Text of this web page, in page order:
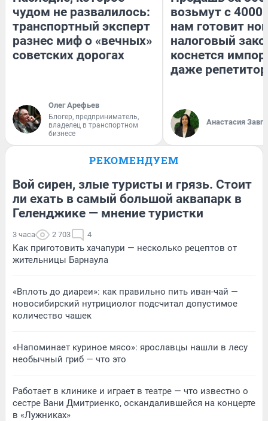
чудом не развалилось:
транспортный эксперт
разнес миф о «вечных»
советских дорогах
Олег Арефьев
Блогер, предприниматель,
владелец в транспортном
бизнесе
возьмут с
нам готовит
налоговый
коснется
даже
Анастасия
РЕКОМЕНДУЕМ
Вой сирен, злые туристы и грязь. Стоит
ли ехать в самый большой аквапарк в
Геленджике — мнение туристки
3 часа 2 703 4
Как приготовить хачапури — несколько рецептов от
жительницы Барнаула
«Вплоть до диареи»: как правильно пить иван-чай —
новосибирский нутрициолог подсчитал допустимое
количество чашек
«Напоминает куриное мясо»: ярославцы нашли в лесу
необычный гриб — что это
Работает в клинике и играет в театре — что известно о
сестре Вани Дмитриенко, оскандалившейся на концерте
в «Лужниках»